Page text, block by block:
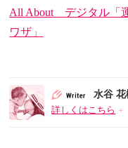
All About デジタル「
ワザ」
水谷 花
詳しくはこちら